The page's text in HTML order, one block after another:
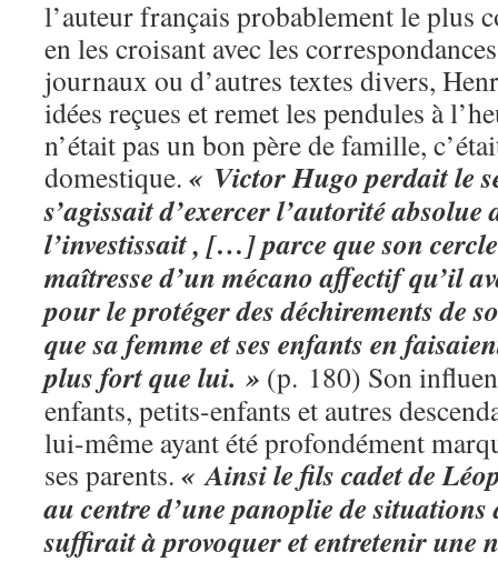
l’auteur français probablement le plus
en les croisant avec les
journaux ou d’autres textes divers,
idées reçues et remet les pendules à
n’était pas un bon père de famille,
domestique. « Victor Hugo perdait le
s’agissait d’exercer l’autorité
l’investissait , […] parce que son
maîtresse d’un mécano affectif qu’il
pour le protéger des déchirements de
que sa femme et ses enfants en
plus fort que lui. » (p. 180) Son
enfants, petits-enfants et autres
lui-même ayant été profondément
ses parents. « Ainsi le fils cadet de
au centre d’une panoplie de situations
suffirait à provoquer et entretenir une